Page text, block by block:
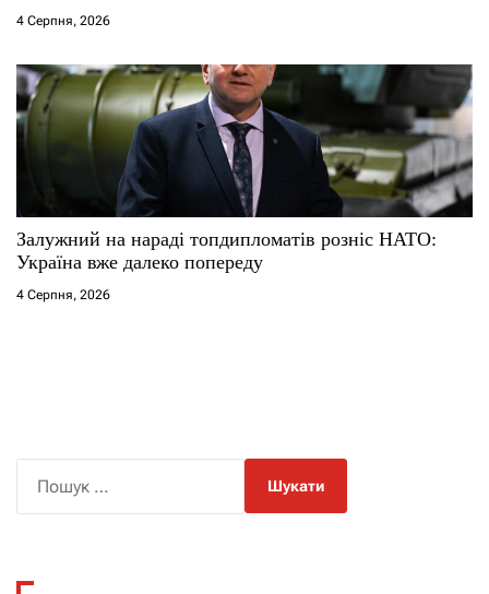
4 Серпня, 2026
Залужний на нараді топдипломатів розніс НАТО:
Україна вже далеко попереду
4 Серпня, 2026
к